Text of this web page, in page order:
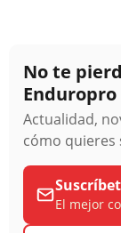
No te
Enduropro
Actualidad,
cómo quieres
El mejor